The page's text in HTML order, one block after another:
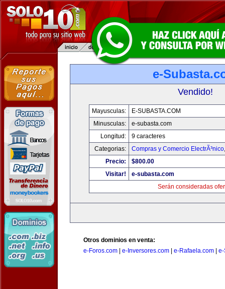
e-
Vendido!
Mayusculas:
E-SUBASTA.COM
Minusculas:
e-subasta.com
Longitud:
9 caracteres
Categorias:
Compras y Comercio ElectrÃ³nico
Precio:
$800.00
Visitar!
e-subasta.com
Serán consideradas
Otros dominios en venta:
e-Foros.com
e-Inversores.com e-Rafaela.com e-